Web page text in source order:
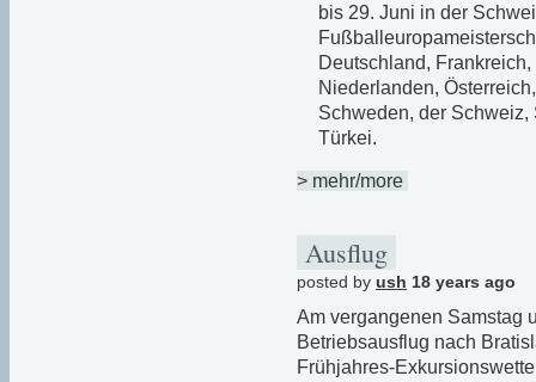
bis 29. Juni in der
Deutschland,
Niederlanden,
Schweden, der
Türkei.
> mehr/more
Ausflug
posted by ush 18 years ago
Am vergangenen Samstag
Betriebsausflug nach
Frühjahres-